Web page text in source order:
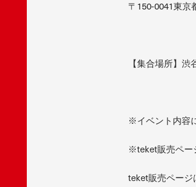
〒150-0041東京
【集合場所】
※イベント内容
※teket販売ペー
teket販売ページ